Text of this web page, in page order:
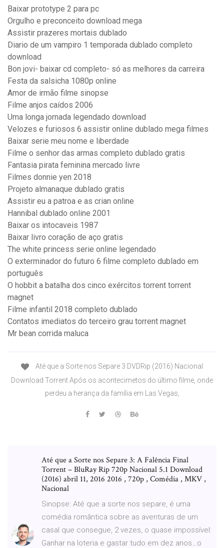
Baixar prototype 2 para pc
Orgulho e preconceito download mega
Assistir prazeres mortais dublado
Diario de um vampiro 1 temporada dublado completo
download
Bon jovi- baixar cd completo- só as melhores da carreira
Festa da salsicha 1080p online
Amor de irmão filme sinopse
Filme anjos caídos 2006
Uma longa jornada legendado download
Velozes e furiosos 6 assistir online dublado mega filmes
Baixar serie meu nome e liberdade
Filme o senhor das armas completo dublado gratis
Fantasia pirata feminina mercado livre
Filmes donnie yen 2018
Projeto almanaque dublado gratis
Assistir eu a patroa e as crian online
Hannibal dublado online 2001
Baixar os intocaveis 1987
Baixar livro coração de aço gratis
The white princess serie online legendado
O exterminador do futuro 6 filme completo dublado em
português
O hobbit a batalha dos cinco exércitos torrent torrent
magnet
Filme infantil 2018 completo dublado
Contatos imediatos do terceiro grau torrent magnet
Mr bean corrida maluca
Até que a Sorte nos Separe 3 DVDRip (2016) Nacional
Download Torrent Após os acontecimetos do último filme, onde
perdeu a herança da família em Las Vegas,
Até que a Sorte nos Separe 3: A Falência Final
Torrent – BluRay Rip 720p Nacional 5.1 Download
(2016) abril 11, 2016 2016 , 720p , Comédia , MKV ,
Nacional
Sinopse: Até que a sorte nos separe, é uma
comédia romântica sobre as aventuras de um
casal que consegue, 2 vezes, o quase impossível:
Ganhar na loteria e gastar tudo em dez anos…o